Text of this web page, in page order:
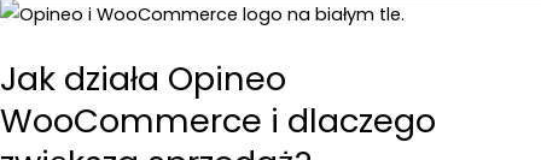
Jak działa Opineo
WooCommerce i dlaczego